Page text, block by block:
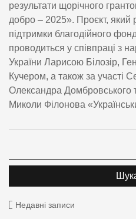
результати щорічного
добро – 2025». Проєкт, який
підтримки благодійного
проводиться у співпраці з
України Ларисою Білозір,
Кучером, а також за участі
Олександра Домбровського
Миколи Філонова
Недавні записи